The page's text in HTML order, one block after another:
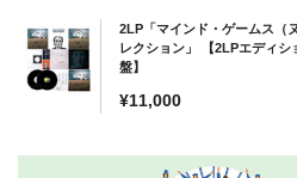
格
2LP「マインド・ゲームス（
レクション」 【2LPエディ
盤】
通
¥11,000